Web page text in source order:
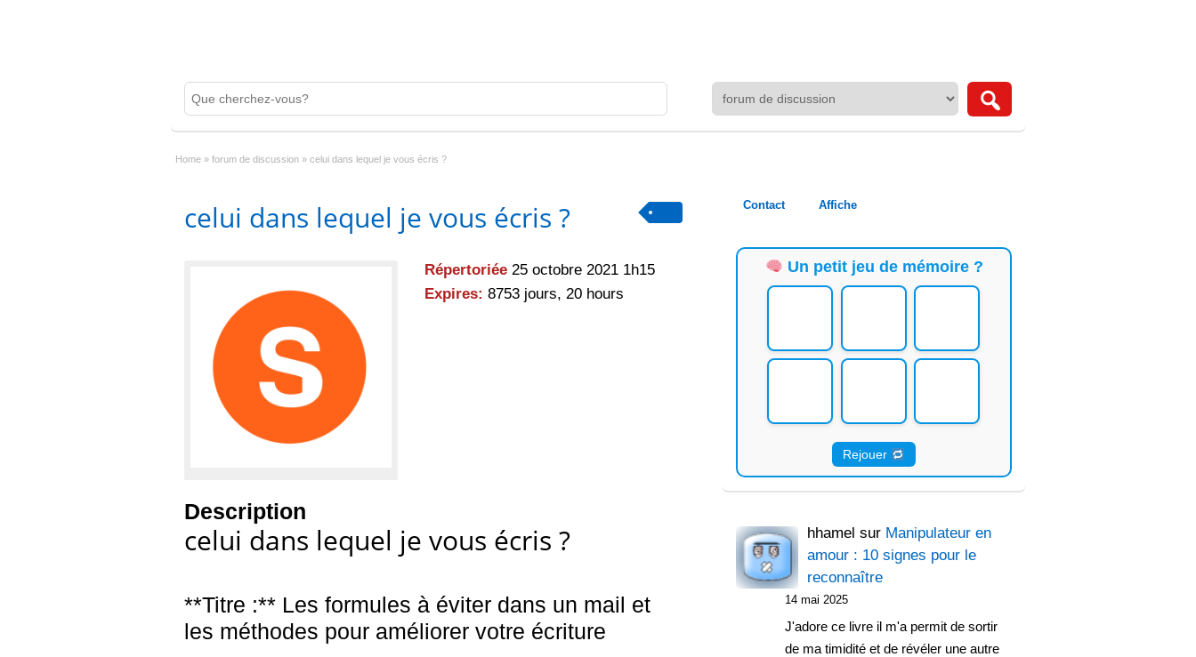
Home » forum de discussion » celui dans lequel je vous écris ?
celui dans lequel je vous écris ?
Répertoriée 25 octobre 2021 1h15
Expires: 8753 jours, 20 hours
Description
celui dans lequel je vous écris ?
**Titre :** Les formules à éviter dans un mail et
les méthodes pour améliorer votre écriture
Contact Affiche
Un petit jeu de mémoire ?
Rejouer
hhamel sur Manipulateur en
amour : 10 signes pour le
reconnaître
14 mai 2025
J'adore ce livre il m'a permit de sortir
de ma timidité et de révéler une autre